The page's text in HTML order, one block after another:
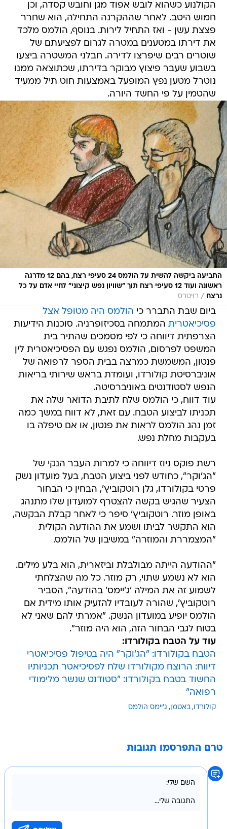
הקולנוע כשהוא לובש אפוד מגן וחובש קסדה, וכן
חמוש היטב. לאחר שההקרנה התחילה, הוא שחרר
פצצת עשן - ואז התחיל לירות. בנוסף, הולמס מלכד
את דירתו במטענים במטרה לגרום לפציעתם של
שוטרים רבים שיפרצו לדירה. חבלני המשטרה ביצעו
בשבוע שעבר פיצוץ מבוקר בדירתו, שכתוצאה ממנו
נוטרל מטען נפץ המופעל באמצעות חוט תיל ממעיד
שהטמין על פי החשד היורה.
התביעה ביקשה להשית על הולמס 24 סעיפי רצח, בהם 12 מדרגה
ראשונה ועוד 12 סעיפי רצח תוך "שוויון נפש קיצוני" לחיי אדם על כל
נרצח / רויטרס
ביום שבת התברר כי הולמס היה מטופל אצל
פסיכיאטרית המתמחה בסכיזופרניה. סוכנות הידיעות
הצרפתית דיווחה כי לפי מסמכים שהתיר בית
המשפט לפרסום, הולמס נפגש עם הפסיכיאטרית לין
פנטון, המשמשת כמרצה בבית הספר לרפואה של
אוניברסיטת קולורדו, ועומדת בראש שירותי בריאות
הנפש לסטודנטים באוניברסיטה.
עוד דווח, כי הולמס שלח לתיבת הדואר שלה את
תכניתו לביצוע הטבח. עם זאת, לא דווח במשך כמה
זמן נהג הולמס לראות את פנטון, או אם טיפלה בו
בעקבות מחלת נפש.
רשת פוקס ניוז דיווחה כי למרות העבר הנקי של
"הג'וקר", כחודש לפני ביצוע הטבח, בעל מועדון נשק
פרטי בקולורדו, גלן רוטקוביץ', הבחין כי הבחור
הצעיר שהגיש בקשה להצטרף למועדון שלו מתנהג
באופן מוזר. רוטקוביץ' סיפר כי לאחר קבלת הבקשה,
הוא התקשר לביתו ושמע את ההודעה הקולית
"המצמררת והמוזרה" במשיבון של הולמס.
"ההודעה הייתה מבולבלת וביזארית, הוא בלע מילים.
הוא לא נשמע שתוי, רק מוזר. כל מה שהצלחתי
לשמוע זה את המילה 'ג'יימס' בהודעה", הסביר
רוטקוביץ', שהורה לעובדיו להזעיק אותו מידית אם
הולמס יופיע במועדון הנשק. "אמרתי להם שאני לא
בטוח לגבי הבחור הזה, הוא היה מוזר".
עוד על הטבח בקולורדו:
הטבח בקולורדו: "הג'וקר" היה בטיפול פסיכיאטרי
דיווח: הרוצח מקולורדו שלח לפסיכיאטר תכניותיו
החשוד בטבח בקולורדו: "סטודנט שנשר מלימודי
רפואה"
קולורדו באטמן ג'יימס הולמס
טרם התפרסמו תגובות